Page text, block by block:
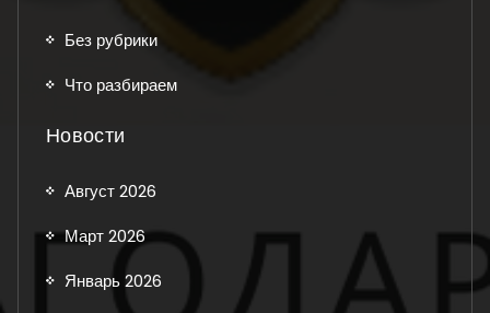
Без рубрики
Что разбираем
Новости
Август 2026
Март 2026
Январь 2026